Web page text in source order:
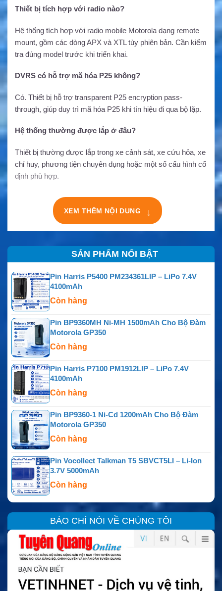
Thiết bị tích hợp với radio nào?
Hệ thống tích hợp với radio mobile Motorola dạng remote
mount, gồm các dòng APX và XTL tùy phiên bản. Cần kiểm
tra đúng model trước khi triển khai.
DVRS có hỗ trợ mã hóa P25 không?
Có. Thiết bị hỗ trợ transparent P25 encryption pass-
through, giúp duy trì mã hóa P25 khi tín hiệu đi qua bộ lặp.
Hệ thống thường được lắp ở đâu?
Thiết bị thường được lắp trong xe cảnh sát, xe cứu hỏa, xe
chỉ huy, phương tiện chuyên dụng hoặc một số cấu hình cố
định phù hợp.
XEM THÊM NỘI DUNG ↓
SẢN PHẨM NỔI BẬT
Pin Harris P5400 PM234361LIP – LiPo 7.4V
4100mAh
Còn hàng
Pin BP9360MH Ni-MH 1500mAh Cho Bộ Đàm
Motorola GP350
Còn hàng
Pin Harris P7100 PM1912LIP – LiPo 7.4V
4100mAh
Còn hàng
Pin BP9360-1 Ni-Cd 1200mAh Cho Bộ Đàm
Motorola GP350
Còn hàng
Pin Vocollect Talkman T5 SBVCT5LI – Li-Ion
3.7V 5000mAh
Còn hàng
BÁO CHÍ NÓI VỀ CHÚNG TÔI